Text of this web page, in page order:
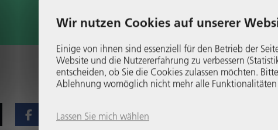
Wei­ter­le­sen
teilen mitteilen
Wir nutzen Cookies auf unserer
Einige von ihnen sind essenziell für den Betrieb der
Website und die Nutzer­er­fah­rung zu verbessern
entscheiden, ob Sie die Cookies zulassen möchten.
Ablehnung womöglich nicht mehr alle Funk­tio­na­li­täten
Lassen Sie mich wählen